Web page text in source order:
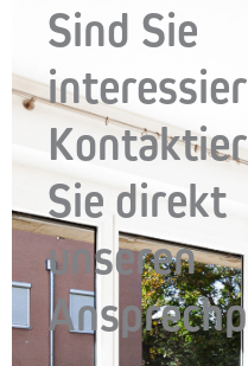
Sind Sie
Sie direkt
unseren